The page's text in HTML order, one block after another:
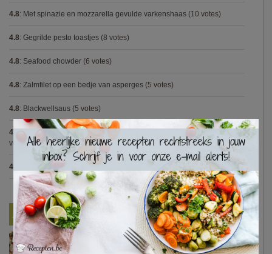
4.8: Met spinazie en mozzarella gevulde varkenshaas (10 votes)
4.8: Gegrilde pesto toastjes (8 votes)
4.8: Seafood chowder (6 votes)
4.8: Zalmfilet op een bedje van asperges (5 votes)
4.8: Blackwellsaus (5 votes)
4.7
votes)
4.7 Gestoofde kip met dragon
Nieuwste Recepten
Turkse pizza met halloumi en courgette
×